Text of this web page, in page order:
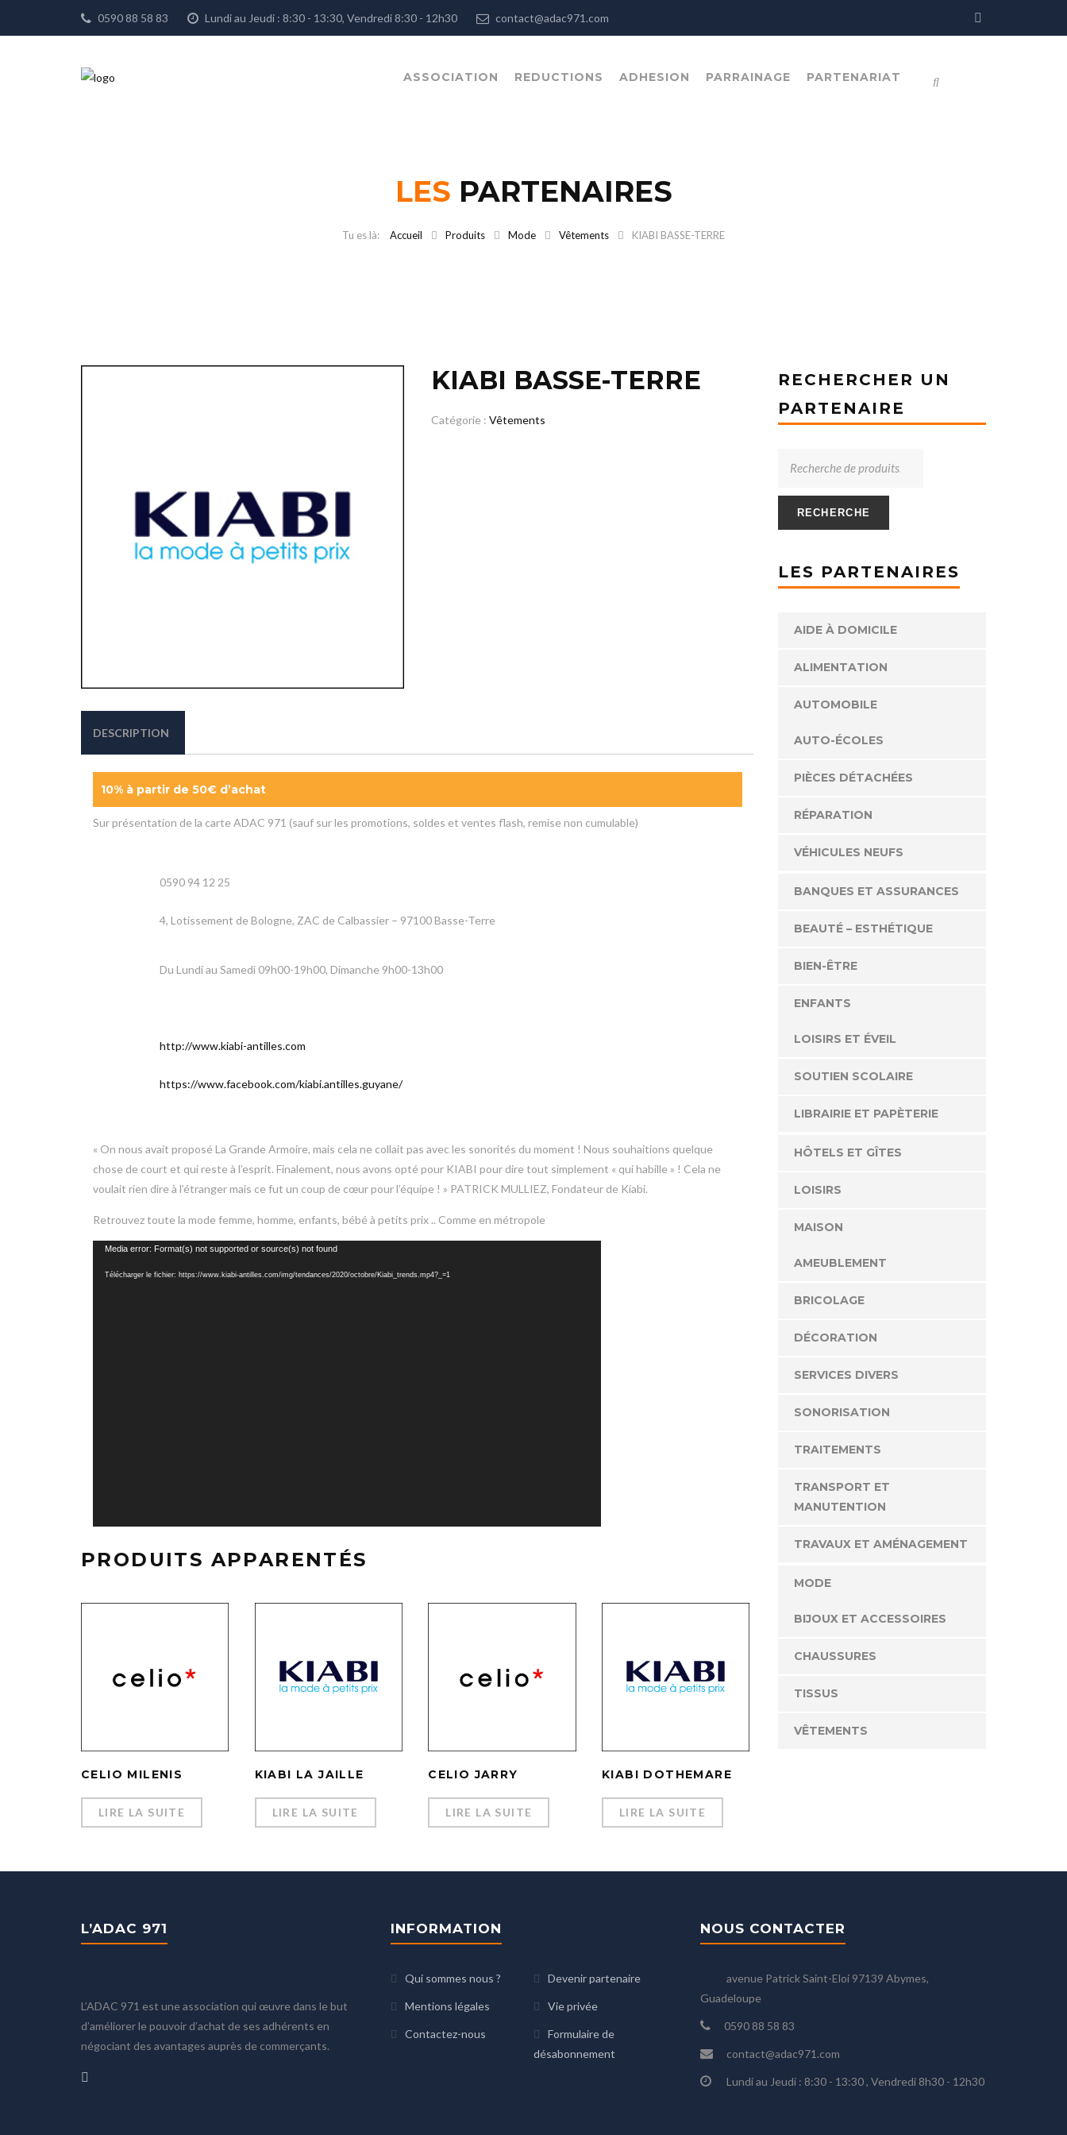
0590 88 58 83 Lundi au Jeudi : 8:30 - 13:30, Vendredi 8:30 - 12h30 contact@adac971.com
ASSOCIATION REDUCTIONS ADHESION PARRAINAGE PARTENARIAT
LES PARTENAIRES
Accueil Produits Mode Vêtements KIABI BASSE-TERRE
KIABI BASSE-TERRE
Catégorie : Vêtements
DESCRIPTION
10% à partir de 50€ d’achat
Sur présentation de la carte ADAC 971 (sauf sur les promotions, soldes et ventes flash, remise non cumulable)
0590 94 12 25
4, Lotissement de Bologne, ZAC de Calbassier – 97100 Basse-Terre
Du Lundi au Samedi 09h00-19h00, Dimanche 9h00-13h00
http://www.kiabi-antilles.com
https://www.facebook.com/kiabi.antilles.guyane/
« On nous avait proposé La Grande Armoire, mais cela ne collait pas avec les sonorités du moment ! Nous souhaitions quelque
chose de court et qui reste à l’esprit. Finalement, nous avons opté pour KIABI pour dire tout simplement « qui habille » ! Cela ne
voulait rien dire à l’étranger mais ce fut un coup de cœur pour l’équipe ! » PATRICK MULLIEZ, Fondateur de Kiabi.
Retrouvez toute la mode femme, homme, enfants, bébé à petits prix .. Comme en métropole
Lecteur
vidéo
Media error: Format(s) not supported or source(s) not found
Télécharger le fichier: https://www.kiabi-antilles.com/img/tendances/2020/octobre/Kiabi_trends.mp4?_=1
PRODUITS APPARENTÉS
CELIO MILENIS
LIRE LA SUITE
KIABI LA JAILLE
LIRE LA SUITE
CELIO JARRY
LIRE LA SUITE
KIABI DOTHEMARE
LIRE LA SUITE
RECHERCHER UN
PARTENAIRE
RECHERCHE
LES PARTENAIRES
AIDE À DOMICILE
ALIMENTATION
AUTOMOBILE
AUTO-ÉCOLES
PIÈCES DÉTACHÉES
RÉPARATION
VÉHICULES NEUFS
BANQUES ET ASSURANCES
BEAUTÉ – ESTHÉTIQUE
BIEN-ÊTRE
ENFANTS
LOISIRS ET ÉVEIL
SOUTIEN SCOLAIRE
LIBRAIRIE ET PAPÈTERIE
HÔTELS ET GÎTES
LOISIRS
MAISON
AMEUBLEMENT
BRICOLAGE
DÉCORATION
SERVICES DIVERS
SONORISATION
TRAITEMENTS
TRANSPORT ET
MANUTENTION
TRAVAUX ET AMÉNAGEMENT
MODE
BIJOUX ET ACCESSOIRES
CHAUSSURES
TISSUS
VÊTEMENTS
L’ADAC 971
L’ADAC 971 est une association qui œuvre dans le but
d’améliorer le pouvoir d’achat de ses adhérents en
négociant des avantages auprès de commerçants.
INFORMATION
Qui sommes nous ? Devenir partenaire
Mentions légales Vie privée
Contactez-nous
Formulaire de
désabonnement
NOUS CONTACTER
avenue Patrick Saint-Eloi 97139 Abymes,
Guadeloupe
0590 88 58 83
contact@adac971.com
Lundi au Jeudi : 8:30 - 13:30 , Vendredi 8h30 - 12h30